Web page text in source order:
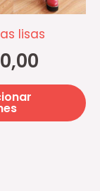
lisas
en